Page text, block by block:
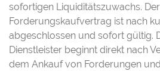
sofortigen Liquiditätszuwachs. Der
Forderungskaufvertrag ist nach
abgeschlossen und sofort gültig.
Dienstleister beginnt direkt nach
dem Ankauf von Forderungen